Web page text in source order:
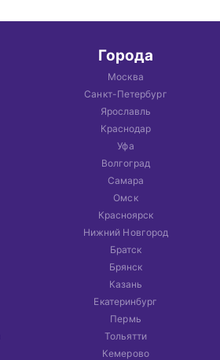
Города
Москва
Санкт-Петербург
Ярославль
Краснодар
Уфа
Волгоград
Самара
Омск
Красноярск
Нижний Новгород
Братск
Брянск
Казань
Екатеринбург
Пермь
Тольятти
Кемерово